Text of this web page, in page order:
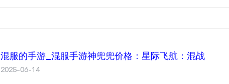
混服的手游_混服手游神兜兜价格：星际飞航：混战
2025-06-14